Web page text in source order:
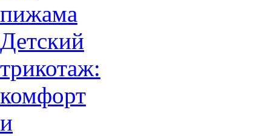
пижама
Детский
трикотаж:
комфорт
и